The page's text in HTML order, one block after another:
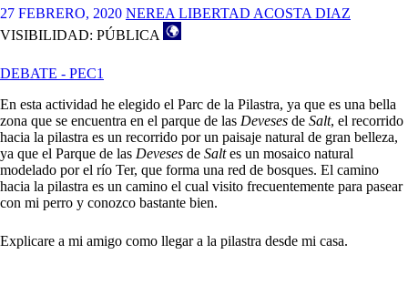
27 FEBRERO, 2020 NEREA LIBERTAD ACOSTA DIAZ
VISIBILIDAD: PÚBLICA
DEBATE - PEC1
En esta actividad he elegido el Parc de la Pilastra, ya que es una bella
zona que se encuentra en el parque de las Deveses de Salt, el recorrido
hacia la pilastra es un recorrido por un paisaje natural de gran belleza,
ya que el Parque de las Deveses de Saltes un mosaico natural
modelado por el río Ter, que forma una red de bosques. El camino
hacia la pilastra es un camino el cual visito frecuentemente para pasear
con mi perro y conozco bastante bien.
Explicare a mi amigo como llegar a la pilastra desde mi casa.